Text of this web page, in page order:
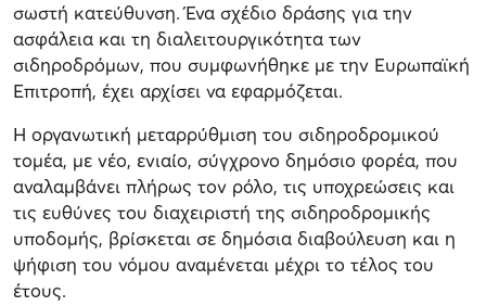
σωστή κατεύθυνση. Ένα σχέδιο δράσης για την
ασφάλεια και τη διαλειτουργικότητα των
σιδηροδρόμων, που συμφωνήθηκε με την Ευρωπαϊκή
Επιτροπή, έχει αρχίσει να εφαρμόζεται.
Η οργανωτική μεταρρύθμιση του σιδηροδρομικού
τομέα, με νέο, ενιαίο, σύγχρονο δημόσιο φορέα, που
αναλαμβάνει πλήρως τον ρόλο, τις υποχρεώσεις και
τις ευθύνες του διαχειριστή της σιδηροδρομικής
υποδομής, βρίσκεται σε δημόσια διαβούλευση και η
ψήφιση του νόμου αναμένεται μέχρι το τέλος του
έτους.